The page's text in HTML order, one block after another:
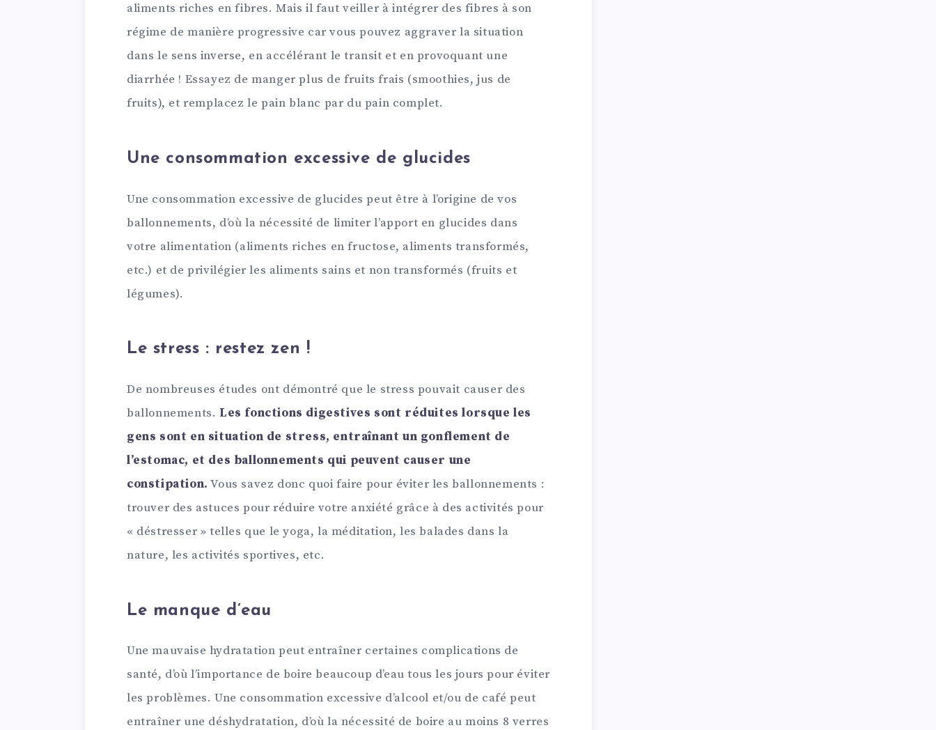
aliments riches en fibres. Mais il faut veiller à intégrer des fibres à son
régime de manière progressive car vous pouvez aggraver la situation
dans le sens inverse, en accélérant le transit et en provoquant une
diarrhée ! Essayez de manger plus de fruits frais (smoothies, jus de
fruits), et remplacez le pain blanc par du pain complet.
Une consommation excessive de glucides
Une consommation excessive de glucides peut être à l’origine de vos
ballonnements, d’où la nécessité de limiter l’apport en glucides dans
votre alimentation (aliments riches en fructose, aliments transformés,
etc.) et de privilégier les aliments sains et non transformés (fruits et
légumes).
Le stress : restez zen !
De nombreuses études ont démontré que le stress pouvait causer des
ballonnements. Les fonctions digestives sont réduites lorsque les
gens sont en situation de stress, entraînant un gonflement de
l’estomac, et des ballonnements qui peuvent causer une
constipation. Vous savez donc quoi faire pour éviter les ballonnements :
trouver des astuces pour réduire votre anxiété grâce à des activités pour
« déstresser » telles que le yoga, la méditation, les balades dans la
nature, les activités sportives, etc.
Le manque d’eau
Une mauvaise hydratation peut entraîner certaines complications de
santé, d’où l’importance de boire beaucoup d’eau tous les jours pour éviter
les problèmes. Une consommation excessive d’alcool et/ou de café peut
entraîner une déshydratation, d’où la nécessité de boire au moins 8 verres